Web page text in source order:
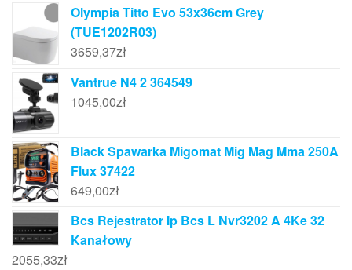
Olympia Titto Evo 53x36cm Grey
(TUE1202R03)
3659,37zł
Vantrue N4 2 364549
1045,00zł
Black Spawarka Migomat Mig Mag Mma 250A
Flux 37422
649,00zł
Bcs Rejestrator Ip Bcs L Nvr3202 A 4Ke 32
Kanałowy
2055,33zł